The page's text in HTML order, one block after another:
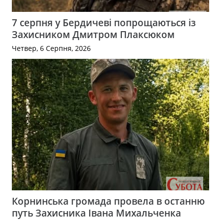
7 серпня у Бердичеві попрощаються із
Захисником Дмитром Плаксюком
Четвер, 6 Серпня, 2026
Корнинська громада провела в останню
путь Захисника Івана Михальченка